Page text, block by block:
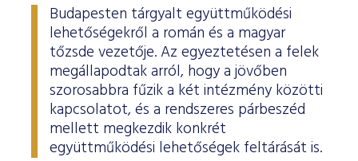
Budapesten tárgyalt együttműködési
lehetőségekről a román és a magyar
tőzsde vezetője. Az egyeztetésen a felek
megállapodtak arról, hogy a jövőben
szorosabbra fűzik a két intézmény közötti
kapcsolatot, és a rendszeres párbeszéd
mellett megkezdik konkrét
együttműködési lehetőségek feltárását is.